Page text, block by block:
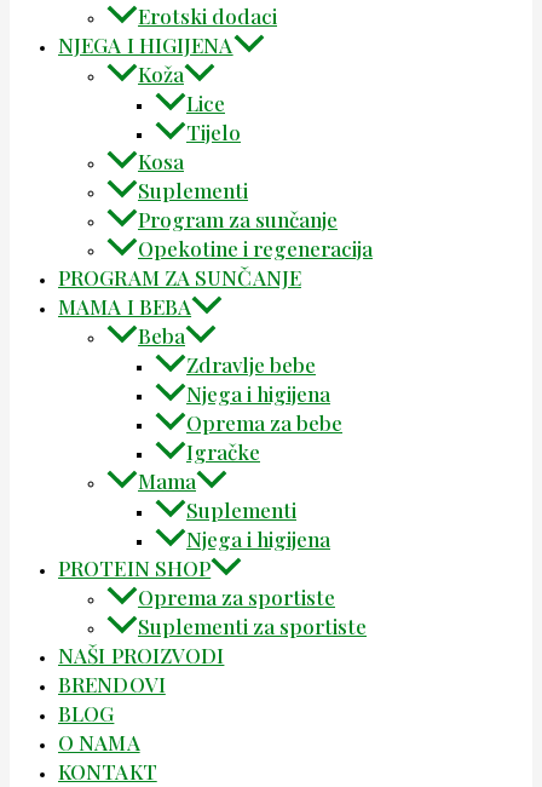
Erotski dodaci
NJEGA I HIGIJENA
Koža
Lice
Tijelo
Kosa
Suplementi
Program za sunčanje
Opekotine i regeneracija
PROGRAM ZA SUNČANJE
MAMA I BEBA
Beba
Zdravlje bebe
Njega i higijena
Oprema za bebe
Igračke
Mama
Suplementi
Njega i higijena
PROTEIN SHOP
Oprema za sportiste
Suplementi za sportiste
NAŠI PROIZVODI
BRENDOVI
BLOG
O NAMA
KONTAKT